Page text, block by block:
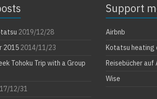
2019/12/28
2015 2014/11/23
Tohoku Trip with a Group
12/31
Support
Airbnb
Kotatsu heating
Reisebücher auf
Wise